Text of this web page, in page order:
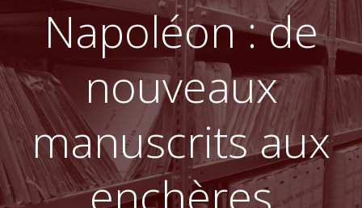
Napoléon : de
nouveaux
manuscrits aux
enchères